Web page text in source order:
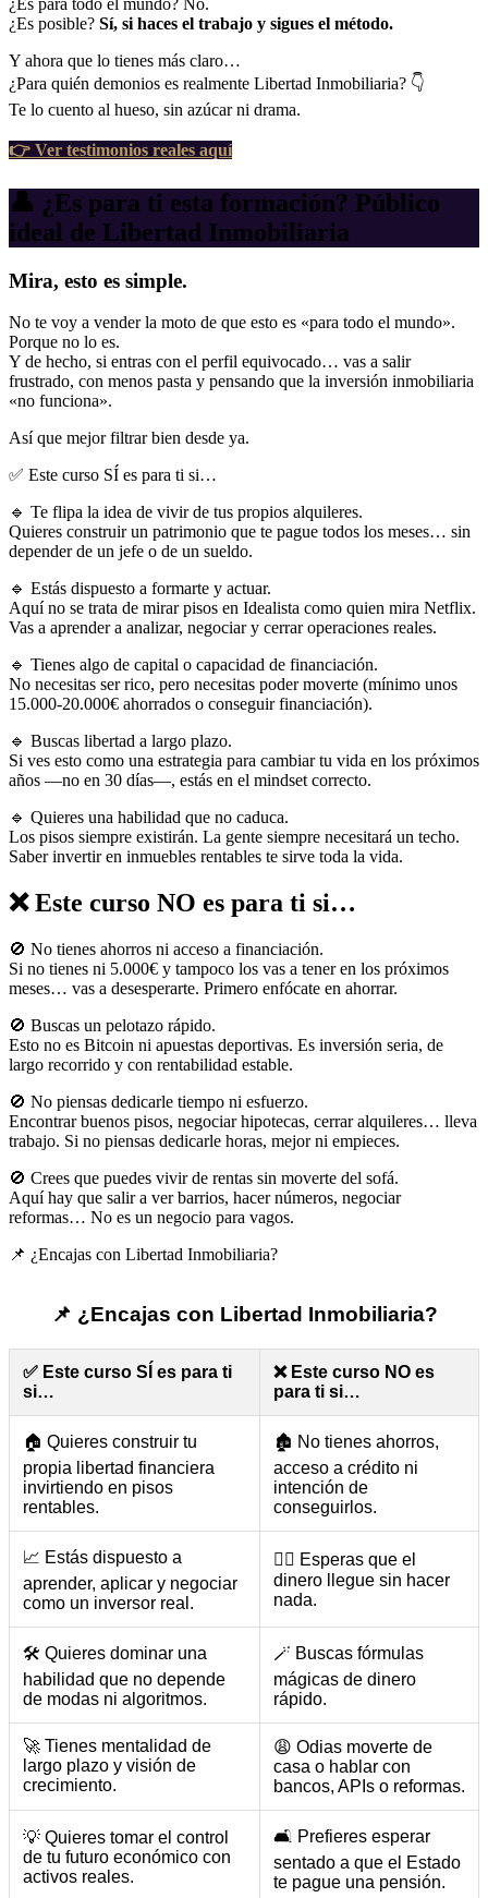
¿Es posible? Sí, si haces el trabajo y sigues el método.
Y ahora que lo tienes más claro…
¿Para quién demonios es realmente Libertad Inmobiliaria? 👇
Te lo cuento al hueso, sin azúcar ni drama.
👉 Ver testimonios reales aquí
👤 ¿Es para ti esta formación? Público
ideal de Libertad Inmobiliaria
Mira, esto es simple.
No te voy a vender la moto de que esto es «para todo el mundo».
Porque no lo es.
Y de hecho, si entras con el perfil equivocado… vas a salir
frustrado, con menos pasta y pensando que la inversión inmobiliaria
«no funciona».
Así que mejor filtrar bien desde ya.
✅ Este curso SÍ es para ti si…
🔹 Te flipa la idea de vivir de tus propios alquileres.
Quieres construir un patrimonio que te pague todos los meses… sin
depender de un jefe o de un sueldo.
🔹 Estás dispuesto a formarte y actuar.
Aquí no se trata de mirar pisos en Idealista como quien mira Netflix.
Vas a aprender a analizar, negociar y cerrar operaciones reales.
🔹 Tienes algo de capital o capacidad de financiación.
No necesitas ser rico, pero necesitas poder moverte (mínimo unos
15.000-20.000€ ahorrados o conseguir financiación).
🔹 Buscas libertad a largo plazo.
Si ves esto como una estrategia para cambiar tu vida en los próximos
años —no en 30 días—, estás en el mindset correcto.
🔹 Quieres una habilidad que no caduca.
Los pisos siempre existirán. La gente siempre necesitará un techo.
Saber invertir en inmuebles rentables te sirve toda la vida.
❌ Este curso NO es para ti si…
🚫 No tienes ahorros ni acceso a financiación.
Si no tienes ni 5.000€ y tampoco los vas a tener en los próximos
meses… vas a desesperarte. Primero enfócate en ahorrar.
🚫 Buscas un pelotazo rápido.
Esto no es Bitcoin ni apuestas deportivas. Es inversión seria, de
largo recorrido y con rentabilidad estable.
🚫 No piensas dedicarle tiempo ni esfuerzo.
Encontrar buenos pisos, negociar hipotecas, cerrar alquileres… lleva
trabajo. Si no piensas dedicarle horas, mejor ni empieces.
🚫 Crees que puedes vivir de rentas sin moverte del sofá.
Aquí hay que salir a ver barrios, hacer números, negociar
reformas… No es un negocio para vagos.
📌 ¿Encajas con Libertad Inmobiliaria?
📌 ¿Encajas con Libertad Inmobiliaria?
✅ Este curso SÍ es para ti
si…
❌ Este curso NO es
para ti si…
🏠 Quieres construir tu
propia libertad financiera
invirtiendo en pisos
rentables.
🏚️ No tienes ahorros,
acceso a crédito ni
intención de
conseguirlos.
📈 Estás dispuesto a
aprender, aplicar y negociar
como un inversor real.
🧘‍♂️ Esperas que el
dinero llegue sin hacer
nada.
🛠️ Quieres dominar una
habilidad que no depende
de modas ni algoritmos.
🪄 Buscas fórmulas
mágicas de dinero
rápido.
🚀 Tienes mentalidad de
largo plazo y visión de
crecimiento.
😩 Odias moverte de
casa o hablar con
bancos, APIs o reformas.
💡 Quieres tomar el control
de tu futuro económico con
activos reales.
🛋️ Prefieres esperar
sentado a que el Estado
te pague una pensión.